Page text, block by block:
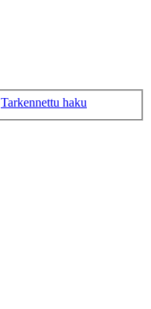
Tarkennettu haku